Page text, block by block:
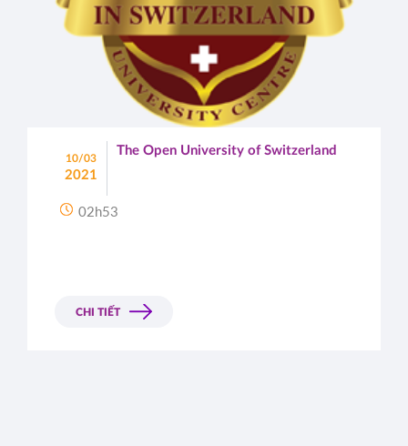
10/03
2021
The Open University of Switzerland
02h53
CHI TIẾT